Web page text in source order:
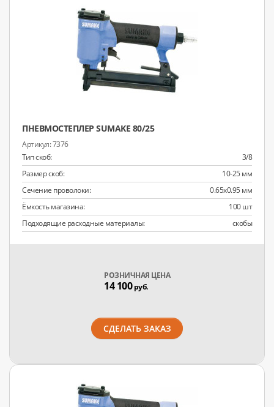
ПНЕВМОСТЕПЛЕР SUMAKE 80/25
7376
Тип скоб:
3/8
Размер скоб:
10-25 мм
Сечение проволоки:
0.65x0.95 мм
Ёмкость магазина:
100 шт
Подходящие расходные материалы:
скобы
РОЗНИЧНАЯ ЦЕНА
14 100руб.
СДЕЛАТЬ ЗАКАЗ